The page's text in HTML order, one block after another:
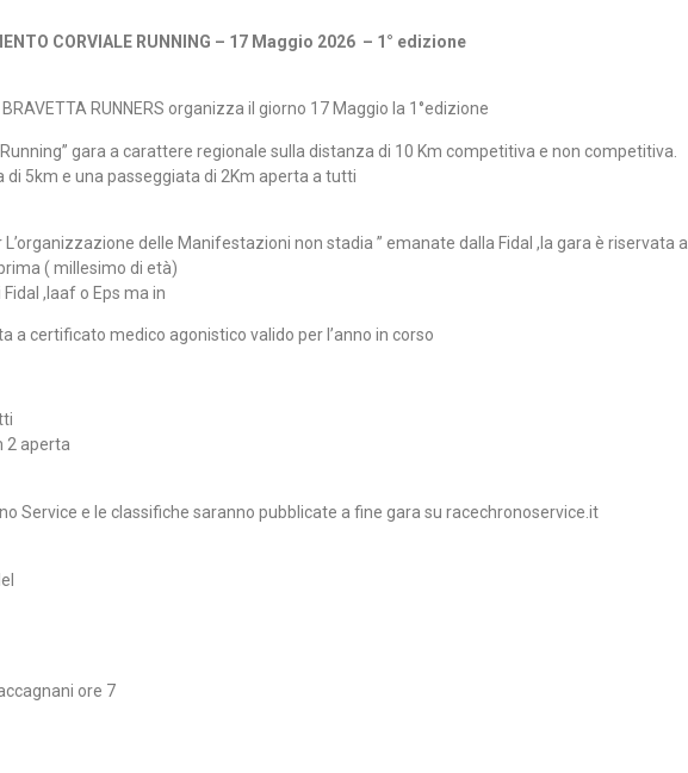
CORVIALE RUNNING – 17 Maggio 2026 – 1° edizione
RUNNERS organizza il giorno 17 Maggio la 1°edizione
gara a carattere regionale sulla distanza di 10 Km competitiva e non competitiva.
5km e una passeggiata di 2Km aperta a tutti
delle Manifestazioni non stadia ” emanate dalla Fidal ,la gara è riservata a
( millesimo di età)
,Iaaf o Eps ma in
a certificato medico agonistico valido per l’anno in corso
2 aperta
Service e le classifiche saranno pubblicate a fine gara su racechronoservice.it
ore 7